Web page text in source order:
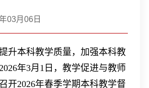
03月06日
升本科教学质量，加强本科教
2026年3月 1 日，教学促进与教师
开2026年春季学期本科教学督